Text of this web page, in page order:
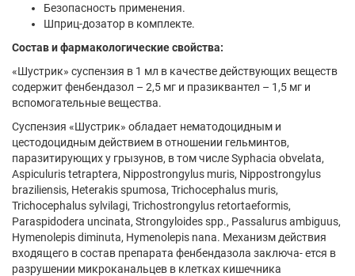
Безопасность применения.
Шприц-дозатор в комплекте.
Состав и фармакологические свойства:
«Шустрик» суспензия в 1 мл в качестве действующих веществ
содержит фенбендазол – 2,5 мг и празиквантел – 1,5 мг и
вспомогательные вещества.
Суспензия «Шустрик» обладает нематодоцидным и
цестодоцидным действием в отношении гельминтов,
паразитирующих у грызунов, в том числе Syphacia obvelata,
Aspiculuris tetraptera, Nippostrongylus muris, Nippostrongylus
braziliensis, Heterakis spumosa, Trichocephalus muris,
Trichocephalus sylvilagi, Trichostrongylus retortaeformis,
Paraspidodera uncinata, Strongyloides spp., Passalurus ambiguus,
Hymenolepis diminuta, Hymenolepis nana. Механизм действия
входящего в состав препарата фенбендазола заключа- ется в
разрушении микроканальцев в клетках кишечника